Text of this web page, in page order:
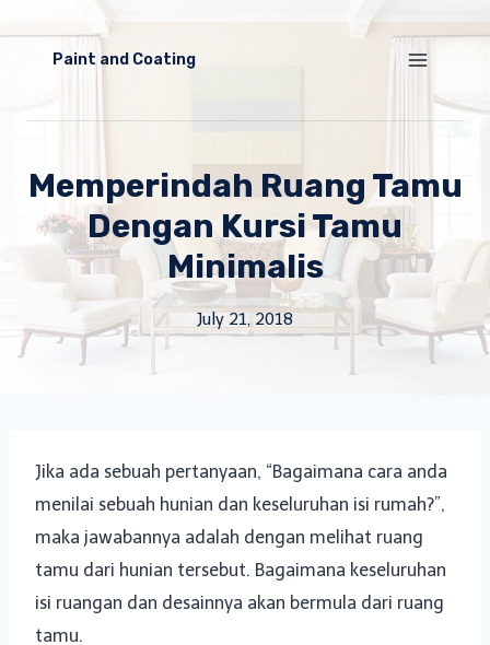
Paint and Coating
Memperindah Ruang Tamu
Dengan Kursi Tamu
Minimalis
July 21, 2018
Jika ada sebuah pertanyaan, “Bagaimana cara anda
menilai sebuah hunian dan keseluruhan isi rumah?”,
maka jawabannya adalah dengan melihat ruang
tamu dari hunian tersebut. Bagaimana keseluruhan
isi ruangan dan desainnya akan bermula dari ruang
tamu.